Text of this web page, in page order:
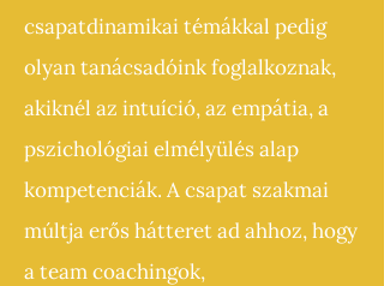
csapatdinamikai témákkal pedig
olyan tanácsadóink foglalkoznak,
akiknél az intuíció, az empátia, a
pszichológiai elmélyülés alap
kompetenciák. A csapat szakmai
múltja erős hátteret ad ahhoz, hogy
a team coachingok,